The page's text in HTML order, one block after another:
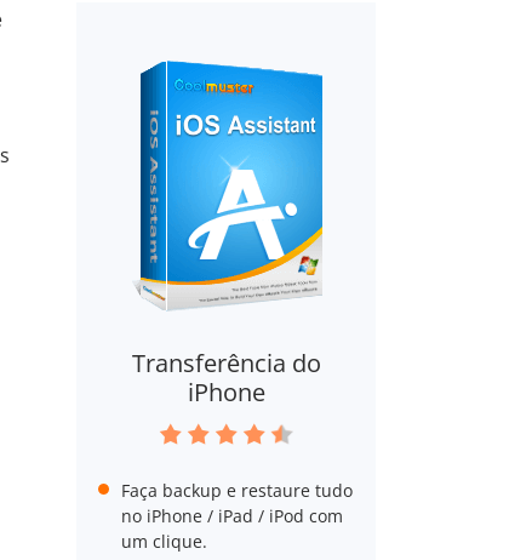
Transferência do
iPhone
Faça backup e restaure tudo
no iPhone / iPad / iPod com
um clique.